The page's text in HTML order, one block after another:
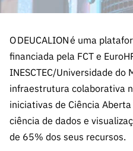
Acesso a
estatísticos
científicos
INE/DGEEC/
Agenda
Estudos e
Estratégico
Apoios
O DEUCALION é uma
financiada pela FCT e
INESCTEC/Universidade do
infraestrutura colaborativa
iniciativas de Ciência
ciência de dados e
de 65% dos seus recursos.